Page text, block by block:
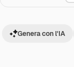
Genera con l'IA